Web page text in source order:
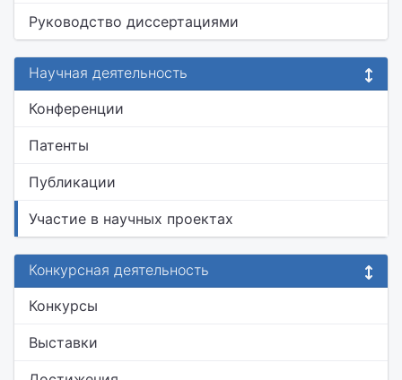
Руководство диссертациями
Научная деятельность
Конференции
Патенты
Публикации
Участие в научных проектах
Конкурсная деятельность
Конкурсы
Выставки